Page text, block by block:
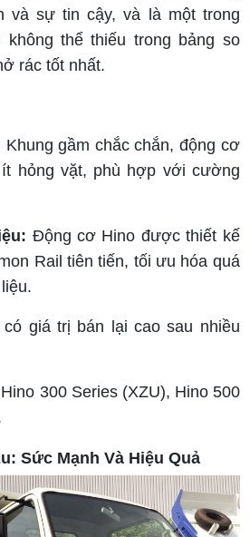
và sự tin cậy, và là một trong
thể thiếu trong bảng so
rác tốt nhất.
Khung gầm chắc chắn, động cơ
hỏng vặt, phù hợp với cường
Động cơ Hino được thiết kế
Rail tiên tiến, tối ưu hóa quá
giá trị bán lại cao sau nhiều
Hino 300 Series (XZU), Hino 500
Sức Mạnh Và Hiệu Quả